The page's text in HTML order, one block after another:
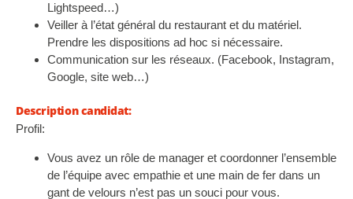
Lightspeed…)
Veiller à l’état général du restaurant et du matériel.
Prendre les dispositions ad hoc si nécessaire.
Communication sur les réseaux. (Facebook, Instagram,
Google, site web…)
Description candidat:
Profil:
Vous avez un rôle de manager et coordonner l’ensemble
de l’équipe avec empathie et une main de fer dans un
gant de velours n’est pas un souci pour vous.